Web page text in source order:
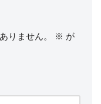
りません。 ※ が